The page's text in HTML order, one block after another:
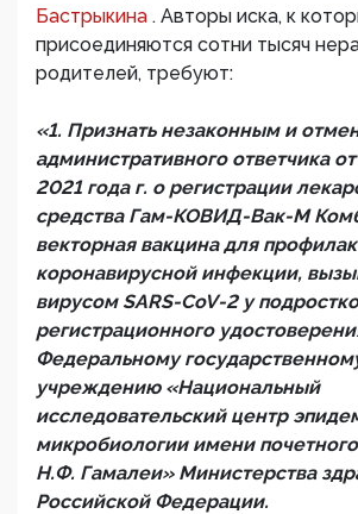
Бастрыкина . Авторы иска, к
присоединяются сотни тысяч
родителей, требуют:
«1. Признать незаконным и
административного ответчика
2021 года г. о регистрации
средства Гам-КОВИД-Вак-М
векторная вакцина для
коронавирусной инфекции,
вирусом SARS-СoV-2 у
регистрационного
Федеральному
учреждению «Национальный
исследовательский центр
микробиологии имени
Н.Ф. Гамалеи» Министерства
Российской Федерации.